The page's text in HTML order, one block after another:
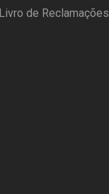
Livro de Reclamações